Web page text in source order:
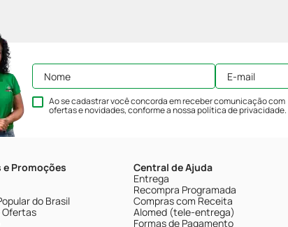
Ao se cadastrar você concorda em receber comunicação com
ofertas e novidades, conforme a nossapolítica de privacidade.
e Promoções
do Brasil
Ofertas
Central de Ajuda
Entrega
Recompra Programada
Compras com Receita
Alomed (tele-entrega)
Formas de Pagamento